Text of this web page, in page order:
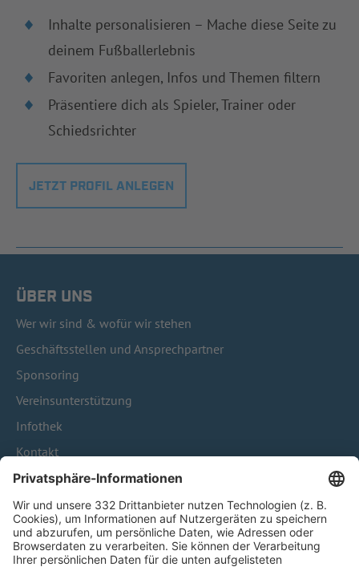
Inhalte personalisieren – Mache diese Seite zu
deinem Fußballerlebnis
Favoriten anlegen, Infos und Themen filtern
Präsentiere dich als Spieler, Trainer oder
Schiedsrichter
JETZT PROFIL ANLEGEN
ÜBER UNS
Wer wir sind & wofür wir stehen
Geschäftsstellen und Ansprechpartner
Sponsoring
Vereinsunterstützung
Infothek
Kontakt
HÄUFIG BESUCHTE SEITEN
Pässe und Vereinswechsel
Trainerausbildung